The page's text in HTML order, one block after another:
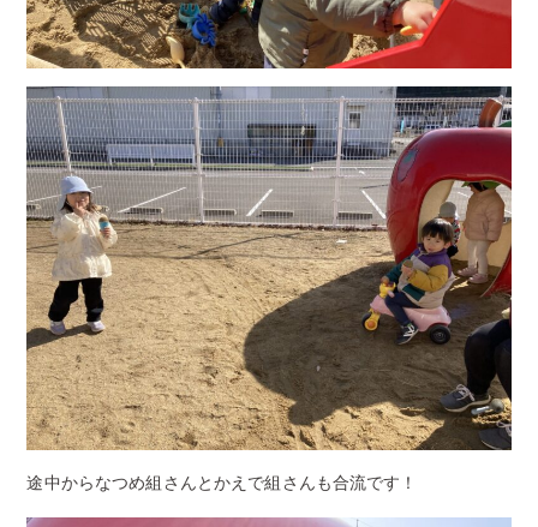
途中からなつめ組さんとかえで組さんも合流です！